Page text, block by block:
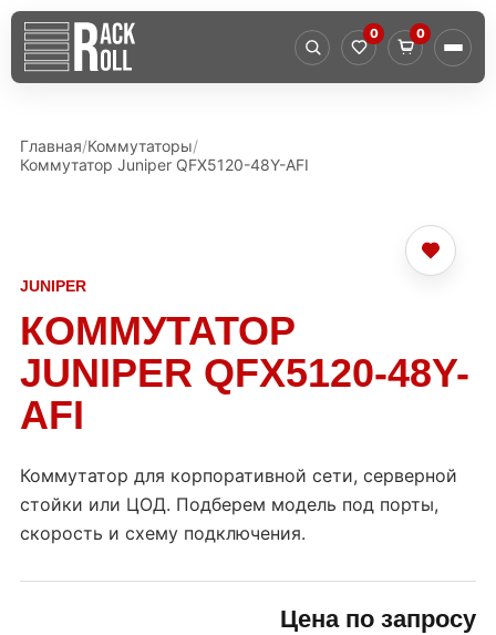
0 0
Главная Коммутаторы
Коммутатор Juniper QFX5120-48Y-AFI
JUNIPER
КОММУТАТОР
JUNIPER QFX5120-48Y-
AFI
Коммутатор для корпоративной сети, серверной
стойки или ЦОД. Подберем модель под порты,
скорость и схему подключения.
Цена по запросу